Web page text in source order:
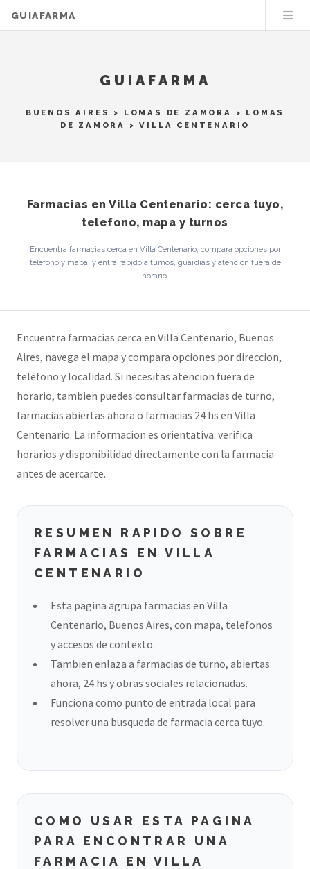
GUIAFARMA
GUIAFARMA
BUENOS AIRES > LOMAS DE ZAMORA > LOMAS
DE ZAMORA
> VILLA CENTENARIO
Farmacias en Villa Centenario: cerca tuyo,
telefono, mapa y turnos
Encuentra farmacias cerca en Villa Centenario, compara opciones por
telefono y mapa, y entra rapido a turnos, guardias y atencion fuera de
horario.
Encuentra farmacias cerca en Villa Centenario, Buenos
Aires, navega el mapa y compara opciones por direccion,
telefono y localidad. Si necesitas atencion fuera de
horario, tambien puedes consultar farmacias de turno,
farmacias abiertas ahora o farmacias 24 hs en Villa
Centenario. La informacion es orientativa: verifica
horarios y disponibilidad directamente con la farmacia
antes de acercarte.
RESUMEN RAPIDO SOBRE
FARMACIAS EN VILLA
CENTENARIO
Esta pagina agrupa farmacias en Villa
Centenario, Buenos Aires, con mapa, telefonos
y accesos de contexto.
Tambien enlaza a farmacias de turno, abiertas
ahora, 24 hs y obras sociales relacionadas.
Funciona como punto de entrada local para
resolver una busqueda de farmacia cerca tuyo.
COMO USAR ESTA PAGINA
PARA ENCONTRAR UNA
FARMACIA EN VILLA